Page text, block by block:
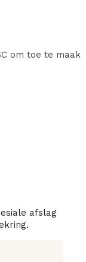
om toe te maak
afslag